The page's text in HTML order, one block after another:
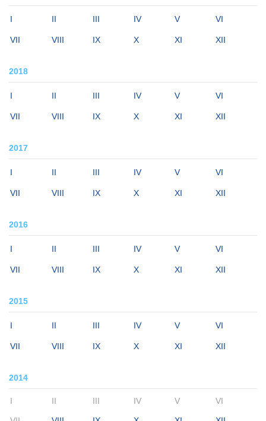
I II III IV V VI
VII VIII IX X XI XII
2018
I II III IV V VI
VII VIII IX X XI XII
2017
I II III IV V VI
VII VIII IX X XI XII
2016
I II III IV V VI
VII VIII IX X XI XII
2015
I II III IV V VI
VII VIII IX X XI XII
2014
I II III IV V VI